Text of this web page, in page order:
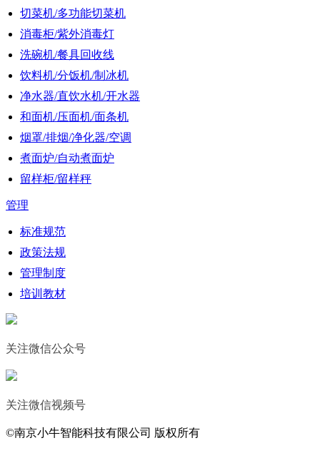
切菜机/多功能切菜机
消毒柜/紫外消毒灯
洗碗机/餐具回收线
饮料机/分饭机/制冰机
净水器/直饮水机/开水器
和面机/压面机/面条机
烟罩/排烟/净化器/空调
煮面炉/自动煮面炉
留样柜/留样秤
管理
标准规范
政策法规
管理制度
培训教材
关注微信公众号
关注微信视频号
©南京小牛智能科技有限公司 版权所有